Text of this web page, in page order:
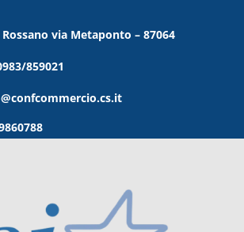
via Metaponto – 87064
859021